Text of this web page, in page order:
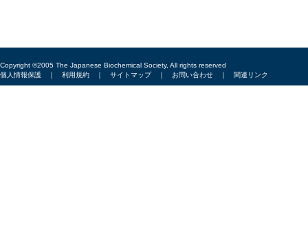
Copyright ©2005 The Japanese Biochemical Society, All rights reserved
個人情報保護 ｜ 利用規約 ｜ サイトマップ｜ お問い合わせ ｜ 関連リンク